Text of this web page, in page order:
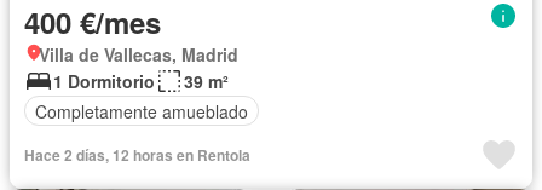
400 €/mes
Villa de Vallecas, Madrid
1 Dormitorio
39 m²
Completamente amueblado
Hace 2 días, 12 horas en Rentola